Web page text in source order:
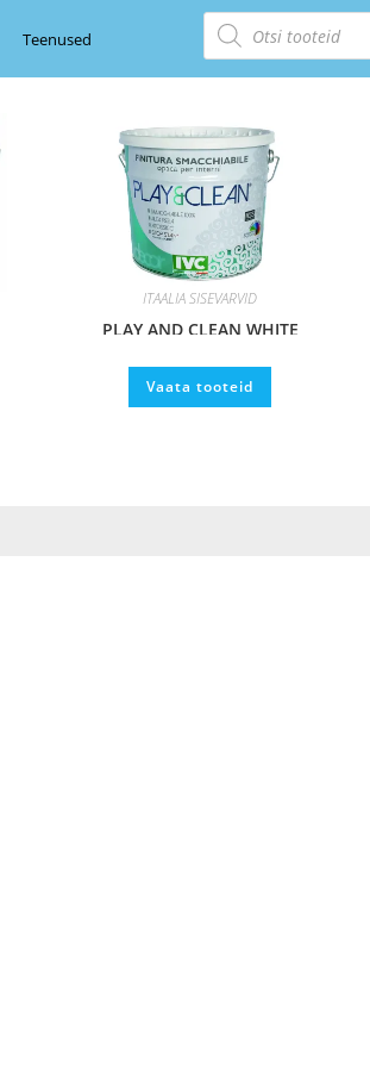
Teenused
ITAALIA SISEVÄRVID
PLAY AND CLEAN WHITE
Vaata tooteid